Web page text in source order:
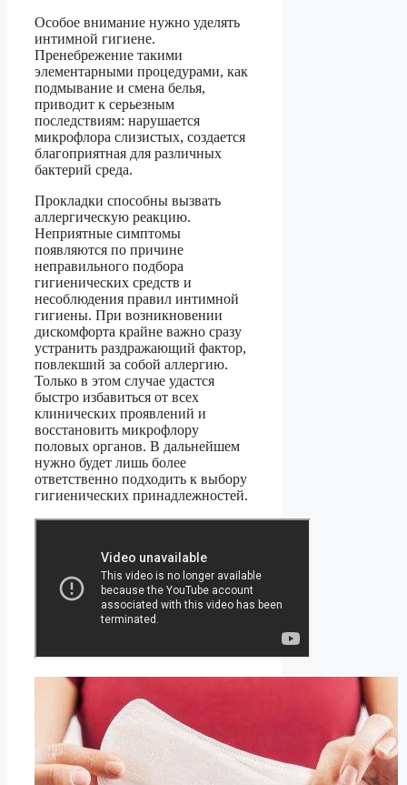
Особое внимание нужно уделять
интимной гигиене.
Пренебрежение такими
элементарными процедурами, как
подмывание и смена белья,
приводит к серьезным
последствиям: нарушается
микрофлора слизистых, создается
благоприятная для различных
бактерий среда.
Прокладки способны вызвать
аллергическую реакцию.
Неприятные симптомы
появляются по причине
неправильного подбора
гигиенических средств и
несоблюдения правил интимной
гигиены. При возникновении
дискомфорта крайне важно сразу
устранить раздражающий фактор,
повлекший за собой аллергию.
Только в этом случае удастся
быстро избавиться от всех
клинических проявлений и
восстановить микрофлору
половых органов. В дальнейшем
нужно будет лишь более
ответственно подходить к выбору
гигиенических принадлежностей.